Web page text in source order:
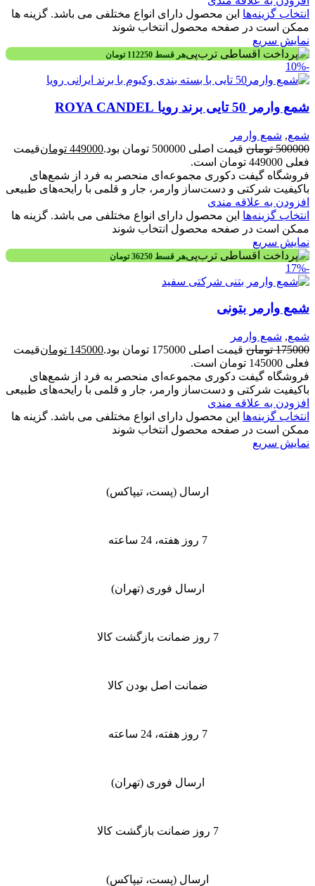
انتخاب گزینه‌ها این محصول دارای انواع مختلفی می باشد. گزینه ها
ممکن است در صفحه محصول انتخاب شوند
نمایش سریع
هر قسط 112250 تومان
-10%
شمع وارمر 50 تایی برند رویا ROYA CANDEL
شمع, شمع وارمر
500000 تومان قیمت اصلی 500000 تومان بود. 449000 تومانقیمت
فعلی 449000 تومان است.
فروشگاه گیفت دکوری مجموعه‌ای منحصر به فرد از شمع‌های
باکیفیت شرکتی و دست‌ساز وارمر، جار و قلمی با رایحه‌های طبیعی
افزودن به علاقه مندی
انتخاب گزینه‌ها این محصول دارای انواع مختلفی می باشد. گزینه ها
ممکن است در صفحه محصول انتخاب شوند
نمایش سریع
هر قسط 36250 تومان
-17%
شمع وارمر بتونی
شمع, شمع وارمر
175000 تومان قیمت اصلی 175000 تومان بود. 145000 تومانقیمت
فعلی 145000 تومان است.
فروشگاه گیفت دکوری مجموعه‌ای منحصر به فرد از شمع‌های
باکیفیت شرکتی و دست‌ساز وارمر، جار و قلمی با رایحه‌های طبیعی
افزودن به علاقه مندی
انتخاب گزینه‌ها این محصول دارای انواع مختلفی می باشد. گزینه ها
ممکن است در صفحه محصول انتخاب شوند
نمایش سریع
ارسال (پست، تیپاکس)
7 روز هفته، 24 ساعته
ارسال فوری (تهران)
7 روز ضمانت بازگشت کالا
ضمانت اصل بودن کالا
7 روز هفته، 24 ساعته
ارسال فوری (تهران)
7 روز ضمانت بازگشت کالا
ارسال (پست، تیپاکس)